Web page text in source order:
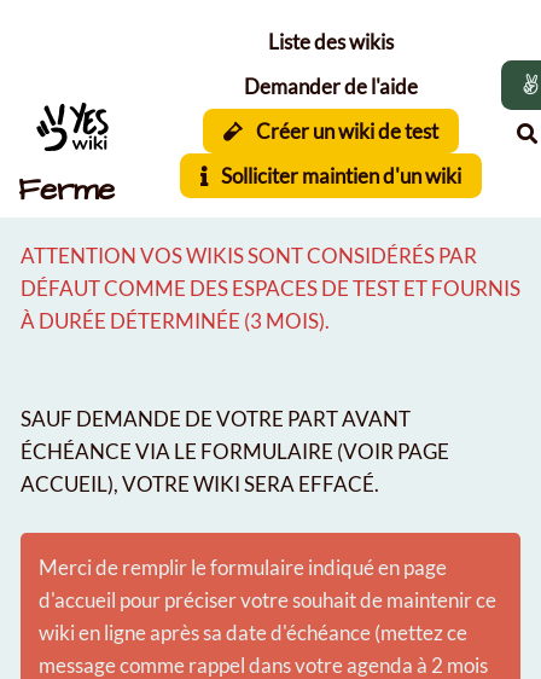
Ferme
Liste des wikis
Demander de l'aide
Créer un wiki de test
Solliciter maintien d'un wiki
ATTENTION VOS WIKIS SONT CONSIDÉRÉS PAR
DÉFAUT COMME DES ESPACES DE TEST ET FOURNIS
À DURÉE DÉTERMINÉE (3 MOIS).
SAUF DEMANDE DE VOTRE PART AVANT
ÉCHÉANCE VIA LE FORMULAIRE (VOIR PAGE
ACCUEIL), VOTRE WIKI SERA EFFACÉ.
Merci de remplir le formulaire indiqué en page
d'accueil pour préciser votre souhait de maintenir ce
wiki en ligne après sa date d'échéance (mettez ce
message comme rappel dans votre agenda à 2 mois